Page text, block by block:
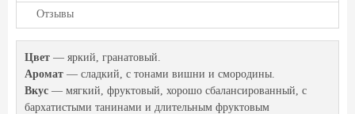
Отзывы
Цвет — яркий, гранатовый.
Аромат — сладкий, с тонами вишни и смородины.
Вкус — мягкий, фруктовый, хорошо сбалансированный, с
бархатистыми танинами и длительным фруктовым